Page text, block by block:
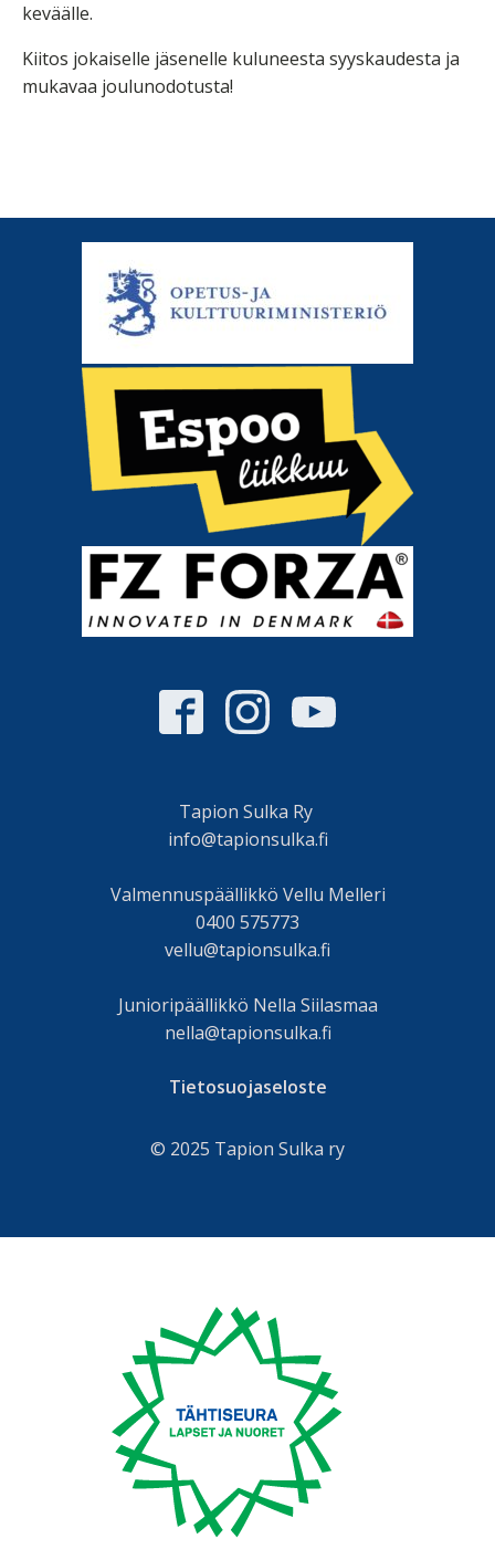
keväälle.
Kiitos jokaiselle jäsenelle kuluneesta syyskaudesta ja
mukavaa joulunodotusta!
Tapion Sulka Ry
info@tapionsulka.fi
Valmennuspäällikkö Vellu Melleri
0400 575773
vellu@tapionsulka.fi
Junioripäällikkö Nella Siilasmaa
nella@tapionsulka.fi
Tietosuojaseloste
© 2025 Tapion Sulka ry